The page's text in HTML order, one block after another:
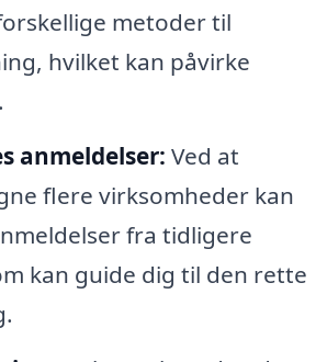
metoder til
hvilket kan påvirke
anmeldelser: Ved at
flere virksomheder kan
fra tidligere
kan guide dig til den rette